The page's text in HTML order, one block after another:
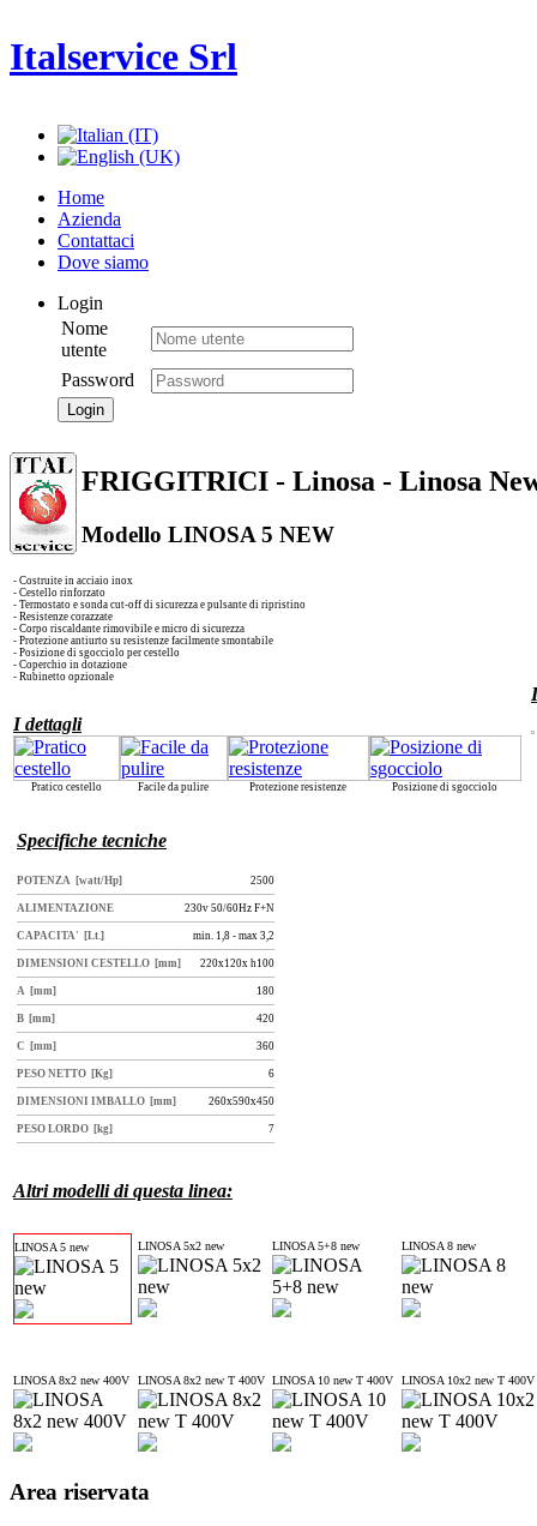
Italservice Srl
Home
Azienda
Contattaci
Dove siamo
Login
Nome
utente
Password
Login
FRIGGITRICI - Linosa - Linosa
Modello LINOSA 5 NEW
- Costruite in acciaio inox
- Cestello rinforzato
- Termostato e sonda cut-off di sicurezza e pulsante di ripristino
- Resistenze corazzate
- Corpo riscaldante rimovibile e micro di sicurezza
- Protezione antiurto su resistenze facilmente smontabile
- Posizione di sgocciolo per cestello
- Coperchio in dotazione
- Rubinetto opzionale
I dettagli
Pratico cestello Facile da pulire Protezione resistenze Posizione di sgocciolo
Specifiche tecniche
POTENZA [watt/Hp] 2500
ALIMENTAZIONE 230v 50/60Hz F+N
CAPACITA' [Lt.] min. 1,8 - max 3,2
DIMENSIONI CESTELLO [mm] 220x120x h100
A [mm] 180
B [mm] 420
C [mm] 360
PESO NETTO [Kg] 6
DIMENSIONI IMBALLO [mm] 260x590x450
PESO LORDO [kg] 7
Altri modelli di questa linea:
LINOSA 5 new LINOSA 5x2 new LINOSA 5+8 new LINOSA 8 new
LINOSA 8x2 new 400V LINOSA 8x2 new T 400V LINOSA 10 new T 400V LINOSA 10x2 new T 400V
Area riservata